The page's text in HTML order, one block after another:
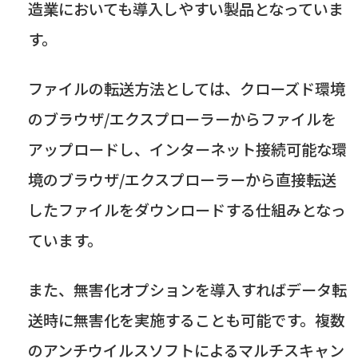
造業においても導入しやすい製品となっていま
す。
ファイルの転送方法としては、クローズド環境
のブラウザ/エクスプローラーからファイルを
アップロードし、インターネット接続可能な環
境のブラウザ/エクスプローラーから直接転送
したファイルをダウンロードする仕組みとなっ
ています。
また、無害化オプションを導入すればデータ転
送時に無害化を実施することも可能です。複数
のアンチウイルスソフトによるマルチスキャン